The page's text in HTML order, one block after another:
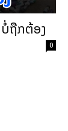
ບໍ່ຖືກຕ້ອງ
0